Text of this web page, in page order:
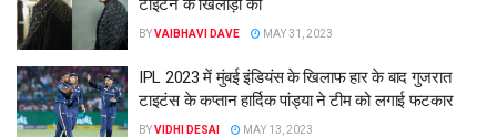
टाइटन के खिलाड़ी का
BYVAIBHAVI DAVE MAY 31, 2023
IPL 2023 में मुंबई इंडियंस के खिलाफ हार के बाद गुजरात
टाइटंस के कप्तान हार्दिक पांड्या ने टीम को लगाई फटकार
BYVIDHI DESAI MAY 13, 2023